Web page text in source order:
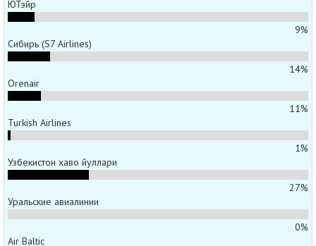
ЮТэйр
9%
Сибирь (S7 Airlines)
14%
Orenair
11%
Turkish Airlines
1%
Узбекистон хаво йуллари
27%
Уральские авиалинии
0%
Air Baltic